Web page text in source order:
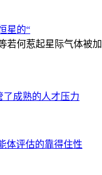
星的“
若何惹起星际气体被
了成熟的人才压力
体评估的靠得住性